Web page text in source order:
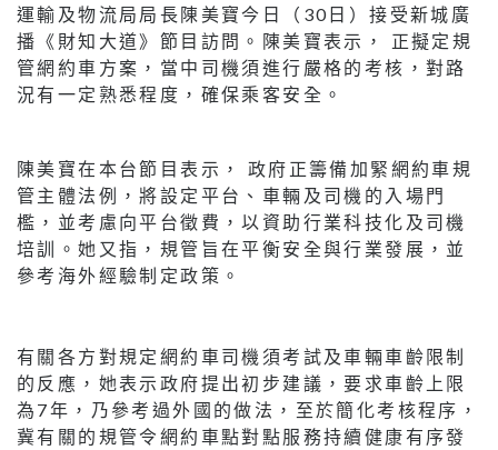
運輸及物流局局長陳美寶今日（30日）接受新城廣
播《財知大道》節目訪問。陳美寶表示， 正擬定規
管網約車方案，當中司機須進行嚴格的考核，對路
況有一定熟悉程度，確保乘客安全。
陳美寶在本台節目表示， 政府正籌備加緊網約車規
管主體法例，將設定平台、車輛及司機的入場門
檻，並考慮向平台徵費，以資助行業科技化及司機
培訓。她又指，規管旨在平衡安全與行業發展，並
參考海外經驗制定政策。
有關各方對規定網約車司機須考試及車輛車齡限制
的反應，她表示政府提出初步建議，要求車齡上限
為7年，乃參考過外國的做法，至於簡化考核程序，
冀有關的規管令網約車點對點服務持續健康有序發